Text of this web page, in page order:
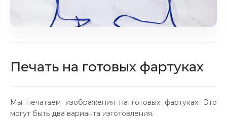
Печать на готовых фартуках
Мы печатаем изображения на готовых фартуках. Это
могут быть два варианта изготовления.